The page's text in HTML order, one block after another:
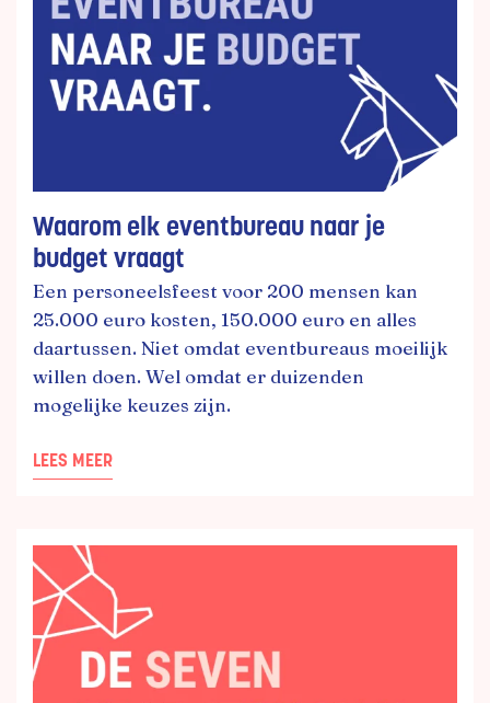
Waarom elk eventbureau naar je
budget vraagt
Een personeelsfeest voor 200 mensen kan
25.000 euro kosten, 150.000 euro en alles
daartussen. Niet omdat eventbureaus moeilijk
willen doen. Wel omdat er duizenden
mogelijke keuzes zijn.
LEES MEER